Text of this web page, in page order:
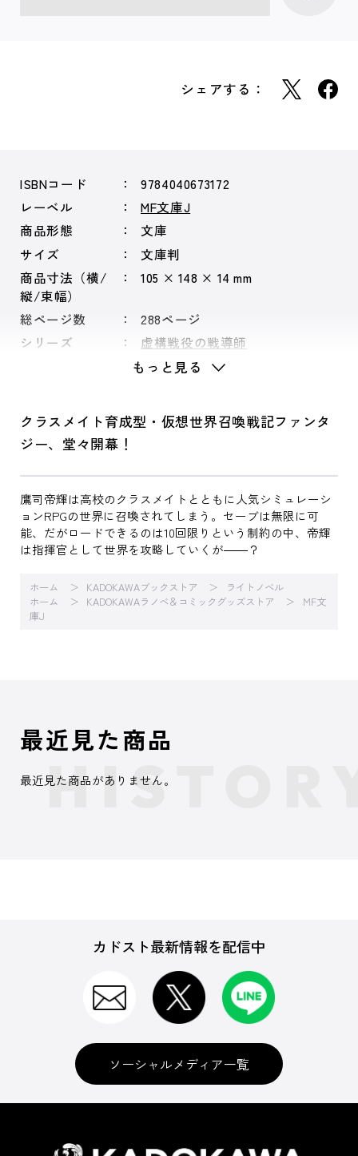
シェアする：
ISBNコード
9784040673172
レーベル
MF文庫J
商品形態
文庫
サイズ
文庫判
商品寸法（横/
縦/束幅）
105 × 148 × 14 mm
総ページ数
288ページ
シリーズ
虚構戦役の戦導師
もっと見る
クラスメイト育成型・仮想世界召喚戦記ファンタ
ジー、堂々開幕！
鷹司帝輝は高校のクラスメイトとともに人気シミュレーシ
ョンRPGの世界に召喚されてしまう。セーブは無限に可
能、だがロードできるのは10回限りという制約の中、帝輝
は指揮官として世界を攻略していくが――？
ホーム KADOKAWAブックストア
ライトノベル
ホーム
KADOKAWAラノベ＆コミックグッズストア
MF文
庫J
最近見た商品
最近見た商品がありません。
カドスト最新情報を配信中
ソーシャルメディア一覧